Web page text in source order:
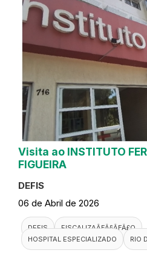
Visita ao INSTITUTO
FIGUEIRA
DEFIS
06 de Abril de 2026
DEFIS
FISCALIZAÃƑÂ§ÃƑÂ£O
HOSPITAL ESPECIALIZADO
RIO